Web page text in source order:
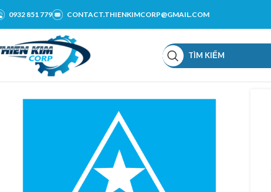
0932 851 779 CONTACT.THIENKIMCORP@GMAIL.COM
TÌM KIẾM